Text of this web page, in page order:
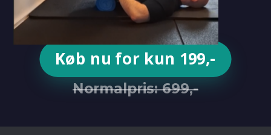
Køb nu for kun 199,-
Normalpris: 699,-